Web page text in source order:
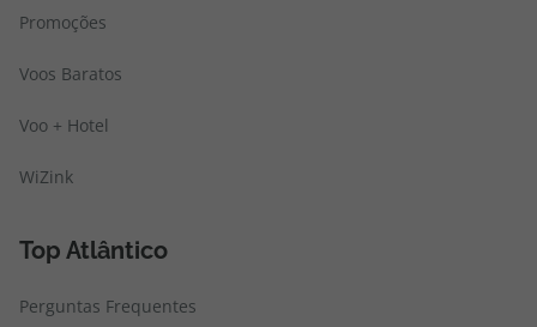
Promoções
Voos Baratos
Voo + Hotel
WiZink
Top Atlântico
Perguntas Frequentes